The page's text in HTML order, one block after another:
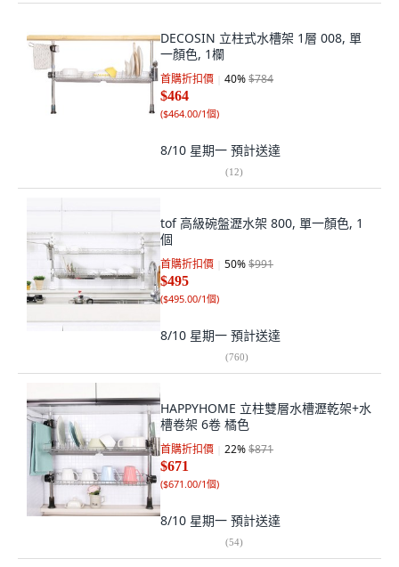
DECOSIN 立柱式水槽架 1層 008, 單
一顏色, 1欄
首購折扣價 40%$784
$464
($464.00/1個)
8/10 星期一 預計送達
(12)
tof 高級碗盤瀝水架 800, 單一顏色, 1
個
首購折扣價 50%$991
$495
($495.00/1個)
8/10 星期一 預計送達
(760)
HAPPYHOME 立柱雙層水槽瀝乾架+水
槽卷架 6卷 橘色
首購折扣價 22%$871
$671
($671.00/1個)
8/10 星期一 預計送達
(54)